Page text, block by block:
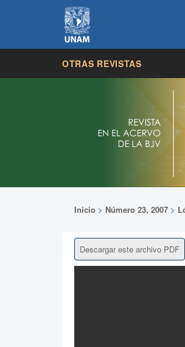
OTRAS REVISTAS
Inicio > Número 23, 2007 >
Descargar este archivo PDF